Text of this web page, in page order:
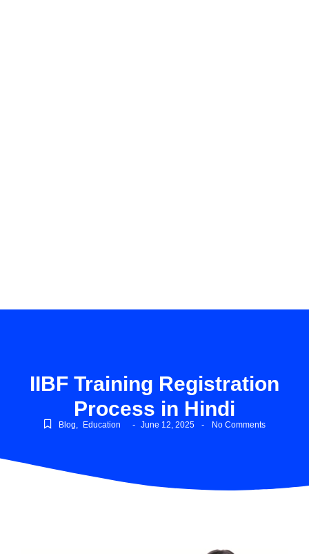
IIBF Training Registration
Process in Hindi
Blog Education - June 12, 2025 - No Comments